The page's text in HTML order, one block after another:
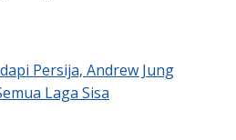
Persija, Andrew Jung
Laga Sisa